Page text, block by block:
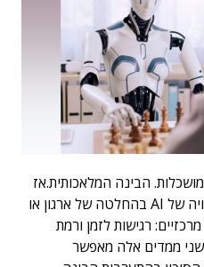
הבינה המלאכותית.אז
מהי אם כן רמת ההתערבות הרצויה של AI בהחלטה של ארגון או
רגישות לזמן ורמת
ממדים אלה מאפשר